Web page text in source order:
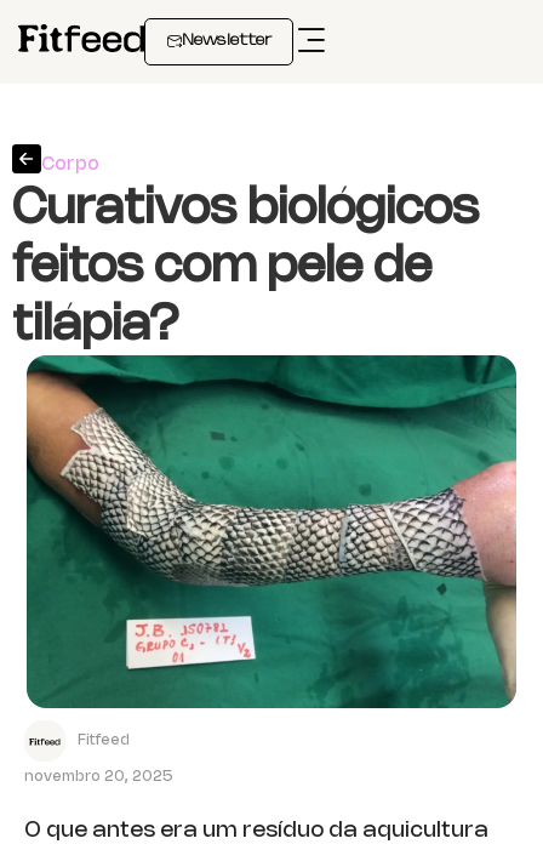
Newsletter
Corpo
Curativos biológicos
feitos com pele de
tilápia?
Fitfeed
novembro 20, 2025
O que antes era um resíduo da aquicultura